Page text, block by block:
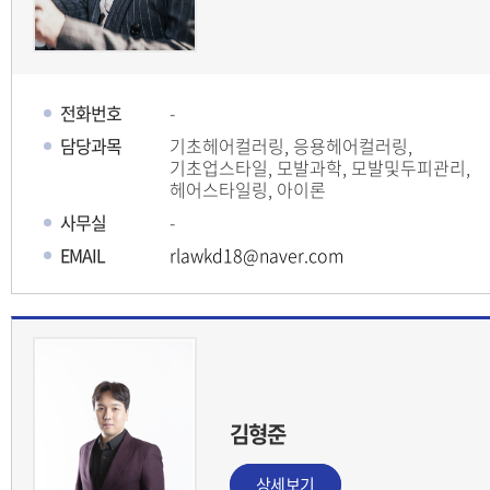
전화번호
-
담당과목
기초헤어컬러링, 응용헤어컬러링,
기초업스타일, 모발과학, 모발및두피관리,
헤어스타일링, 아이론
사무실
-
EMAIL
rlawkd18@naver.com
김형준
상세보기